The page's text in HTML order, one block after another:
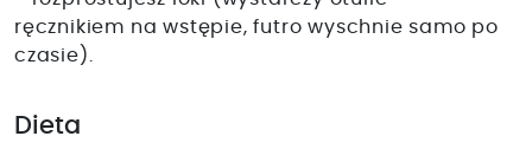
ręcznikiem na wstępie, futro wyschnie samo po
czasie).
Dieta